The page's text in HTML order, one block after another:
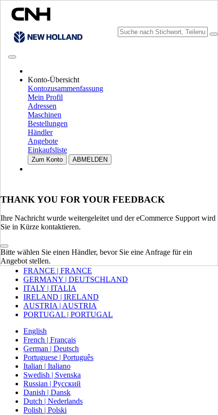
Konto-Übersicht
Kontozusammenfassung
Mein Profil
Adressen
Maschinen
Bestellungen
Händler
Angebote
Einkaufsliste
Zum Konto ABMELDEN
THANK YOU FOR YOUR FEEDBACK
Ihre Nachricht wurde weitergeleitet und der eCommerce Support wird
Sie in Kürze kontaktieren.
Bitte wählen Sie einen Händler, bevor Sie eine Anfrage für ein
Angebot stellen.
KATALOGE DURCHSUCHEN
MARKE UND SPRACHE WÄHLEN
Nordamerika
CANADA (English)
Mexico | México
VEREINIGTES KÖNIGREICH
SPAIN | ESPAÑA
FRANCE | FRANCE
GERMANY | DEUTSCHLAND
ITALY | ITALIA
IRELAND | IRELAND
AUSTRIA | AUSTRIA
PORTUGAL | PORTUGAL
English
French | Français
German | Deutsch
Portuguese | Português
Italian | Italiano
Swedish | Svenska
Russian | Русский
Danish | Dansk
Dutch | Nederlands
Polish | Polski